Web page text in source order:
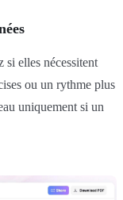
si elles nécessitent
ou un rythme plus
uniquement si un